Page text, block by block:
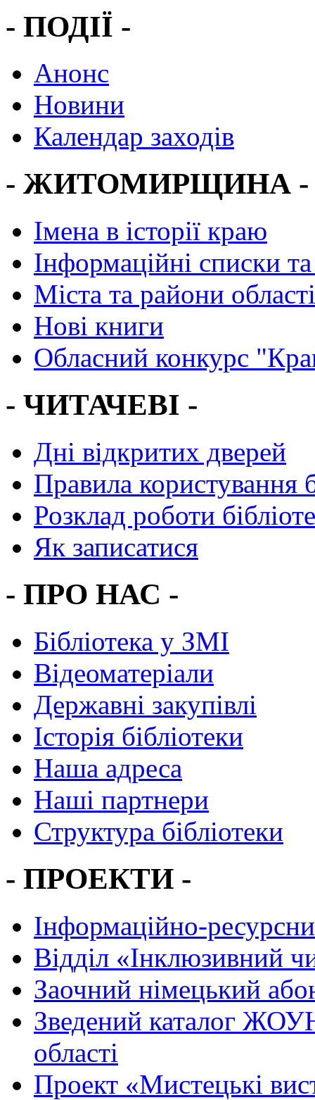
- ПОДІЇ -
Анонс
Новини
Календар заходів
- ЖИТОМИРЩИНА -
Імена в історії краю
Інформаційні списки
Міста та райони області
Нові книги
Обласний конкурс
- ЧИТАЧЕВІ -
Дні відкритих дверей
Правила користування
Розклад роботи
Як записатися
- ПРО НАС -
Бібліотека у ЗМІ
Відеоматеріали
Державні закупівлі
Історія бібліотеки
Наша адреса
Наші партнери
Структура бібліотеки
- ПРОЕКТИ -
Інформаційно-
Вiддiл «Інклюзивний
Заочний німецький
Зведений каталог
області
Проект «Мистецькі